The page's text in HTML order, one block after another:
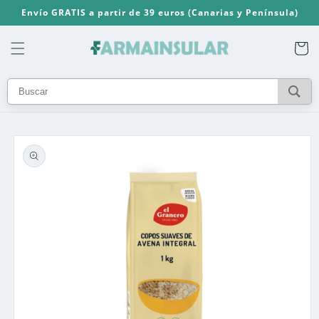
directamente
al contenido
Envío GRATIS a partir de 39 euros (Canarias y Península)
Carrito
directamente
a la
información